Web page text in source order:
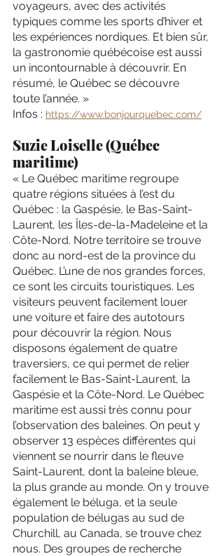
voyageurs, avec des activités
typiques comme les sports d’hiver et
les expériences nordiques. Et bien sûr,
la gastronomie québécoise est aussi
un incontournable à découvrir. En
résumé, le Québec se découvre
toute l’année. »
Infos : https://www.bonjourquebec.com/
Suzie Loiselle (Québec
maritime)
« Le Québec maritime regroupe
quatre régions situées à l’est du
Québec : la Gaspésie, le Bas-Saint-
Laurent, les Îles-de-la-Madeleine et la
Côte-Nord. Notre territoire se trouve
donc au nord-est de la province du
Québec. L’une de nos grandes forces,
ce sont les circuits touristiques. Les
visiteurs peuvent facilement louer
une voiture et faire des autotours
pour découvrir la région. Nous
disposons également de quatre
traversiers, ce qui permet de relier
facilement le Bas-Saint-Laurent, la
Gaspésie et la Côte-Nord. Le Québec
maritime est aussi très connu pour
l’observation des baleines. On peut y
observer 13 espèces différentes qui
viennent se nourrir dans le fleuve
Saint-Laurent, dont la baleine bleue,
la plus grande au monde. On y trouve
également le béluga, et la seule
population de bélugas au sud de
Churchill, au Canada, se trouve chez
nous. Des groupes de recherche